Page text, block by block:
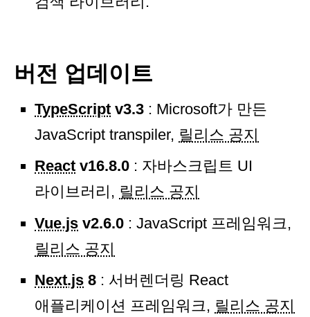
버전 업데이트
TypeScript v3.3 : Microsoft가 만든
JavaScript transpiler, 릴리스 공지
React v16.8.0 : 자바스크립트 UI
라이브러리, 릴리스 공지
Vue.js v2.6.0 : JavaScript 프레임워크,
릴리스 공지
Next.js 8 : 서버렌더링 React
애플리케이션 프레임워크, 릴리스 공지